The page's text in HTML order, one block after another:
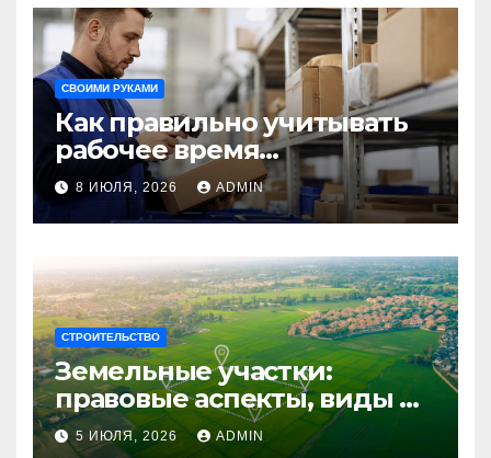
СВОИМИ РУКАМИ
Как правильно учитывать
рабочее время
сотрудников: советы для
бизнеса
8 ИЮЛЯ, 2026 ADMIN
СТРОИТЕЛЬСТВО
Земельные участки:
правовые аспекты, виды и
возможности
5 ИЮЛЯ, 2026 ADMIN